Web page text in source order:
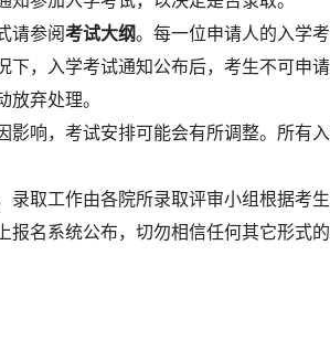
请参阅考试大纲。每一位申请人的入学
下，入学考试通知公布后，考生不可申
弃处理。
响，考试安排可能会有所调整。所有
取工作由各院所录取评审小组根据考
报名系统公布，切勿相信任何其它形式的